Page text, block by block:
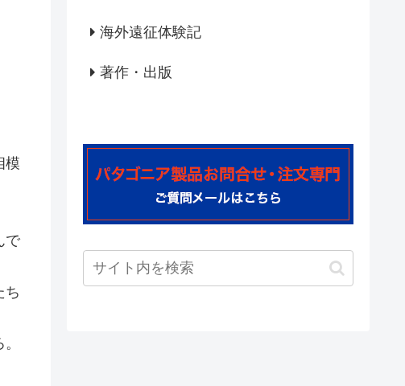
模
で
ち
海外遠征体験記
著作・出版